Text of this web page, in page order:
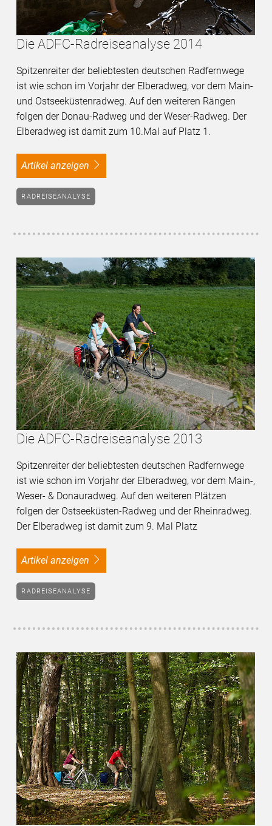
Die ADFC-Radreiseanalyse 2014
Spitzenreiter der beliebtesten deutschen Radfernwege
ist wie schon im Vorjahr der Elberadweg, vor dem Main-
und Ostseeküstenradweg. Auf den weiteren Rängen
folgen der Donau-Radweg und der Weser-Radweg. Der
Elberadweg ist damit zum 10.Mal auf Platz 1.
Artikel anzeigen
RADREISEANALYSE
Die ADFC-Radreiseanalyse 2013
Spitzenreiter der beliebtesten deutschen Radfernwege
ist wie schon im Vorjahr der Elberadweg, vor dem Main-,
Weser- & Donauradweg. Auf den weiteren Plätzen
folgen der Ostseeküsten-Radweg und der Rheinradweg.
Der Elberadweg ist damit zum 9. Mal Platz
Artikel anzeigen
RADREISEANALYSE